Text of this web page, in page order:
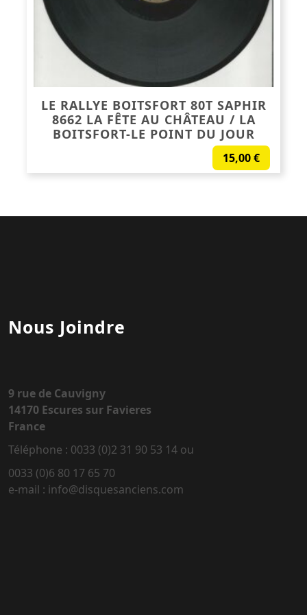
LE RALLYE BOITSFORT 80T SAPHIR
8662 LA FÊTE AU CHÂTEAU / LA
BOITSFORT-LE POINT DU JOUR
15,00€
Nous Joindre
9 rue de Cauvigny
14170 Escures sur Favieres
France
Téléphone : 0033 (0)2 31 90 53 14 ou
0033 (0)6 80 17 65 70
e-mail : info@disquesanciens.com